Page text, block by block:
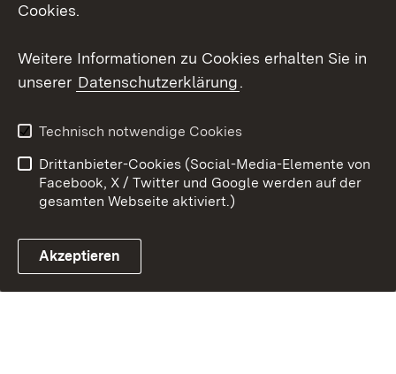
Link zum Landesportal
Kontakt
Datenschutz
Erklärung zur
Benutzungshinweise
Impressum
Cookies.
Weitere Informationen zu Cookies erhalten Sie in
unserer Datenschutzerklärung.
Technisch notwendige Cookies
Drittanbieter-Cookies (Social-Media-Elemente von
Facebook, X / Twitter und Google werden auf der
gesamten Webseite aktiviert.)
Akzeptieren